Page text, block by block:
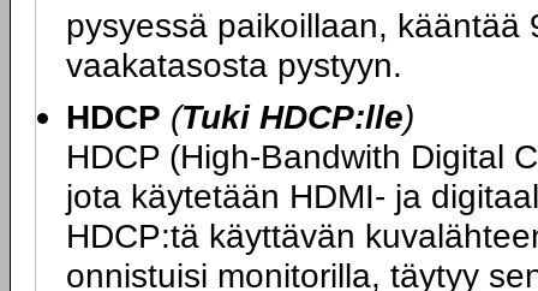
pysyessä paikoillaan,
vaakatasosta pystyyn.
HDCP (Tuki HDCP:lle)
HDCP (High-Bandwith Digital
jota käytetään HDMI- ja
HDCP:tä käyttävän
onnistuisi monitorilla, täytyy